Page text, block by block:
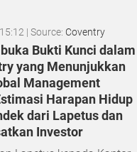
| Source: Coventry
Bukti Kunci dalam
yang Menunjukkan
Management
Harapan Hidup
dari Lapetus dan
Investor